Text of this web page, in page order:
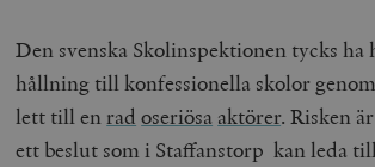
Den svenska Skolinspektionen tycks ha
hållning till konfessionella skolor
lett till enrad oseriösa aktörer. Risken
ett beslut som i Staffanstorp kan leda